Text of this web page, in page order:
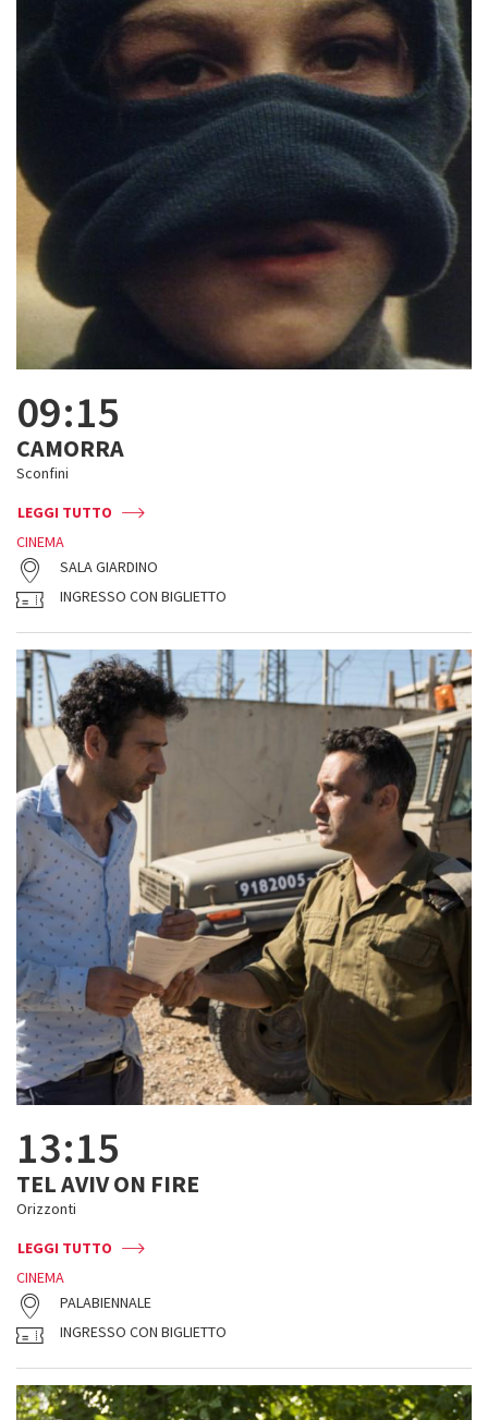
09:15
CAMORRA
Sconfini
LEGGI TUTTO
CINEMA
SALA GIARDINO
INGRESSO CON BIGLIETTO
13:15
TEL AVIV ON FIRE
Orizzonti
LEGGI TUTTO
CINEMA
PALABIENNALE
INGRESSO CON BIGLIETTO